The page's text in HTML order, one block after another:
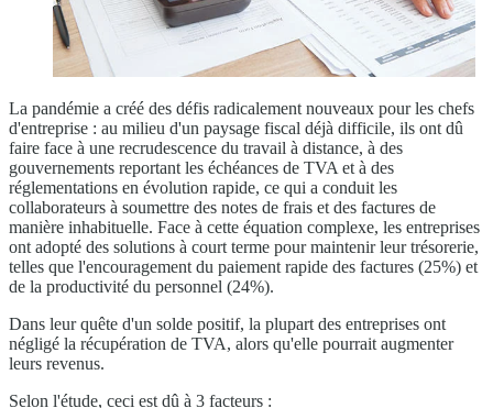
La pandémie a créé des défis radicalement nouveaux pour les chefs
d'entreprise : au milieu d'un paysage fiscal déjà difficile, ils ont dû
faire face à une recrudescence du travail à distance, à des
gouvernements reportant les échéances de TVA et à des
réglementations en évolution rapide, ce qui a conduit les
collaborateurs à soumettre des notes de frais et des factures de
manière inhabituelle. Face à cette équation complexe, les entreprises
ont adopté des solutions à court terme pour maintenir leur trésorerie,
telles que l'encouragement du paiement rapide des factures (25%) et
de la productivité du personnel (24%).
Dans leur quête d'un solde positif, la plupart des entreprises ont
négligé la récupération de TVA, alors qu'elle pourrait augmenter
leurs revenus.
Selon l'étude, ceci est dû à 3 facteurs :